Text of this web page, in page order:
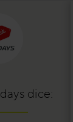
dice: